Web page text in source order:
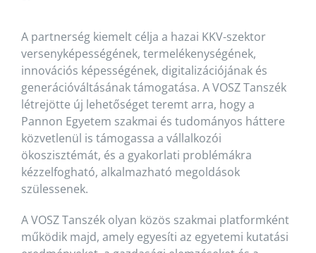
A partnerség kiemelt célja a hazai KKV-szektor
versenyképességének, termelékenységének,
innovációs képességének, digitalizációjának és
generációváltásának támogatása. A VOSZ Tanszék
létrejötte új lehetőséget teremt arra, hogy a
Pannon Egyetem szakmai és tudományos háttere
közvetlenül is támogassa a vállalkozói
ökoszisztémát, és a gyakorlati problémákra
kézzelfogható, alkalmazható megoldások
szülessenek.
A VOSZ Tanszék olyan közös szakmai platformként
működik majd, amely egyesíti az egyetemi kutatási